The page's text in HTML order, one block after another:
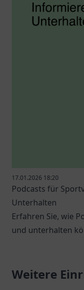
17.01.2026 18:20
Podcasts für
Unterhalten
Erfahren Sie, wie
und unterhalten
Weitere